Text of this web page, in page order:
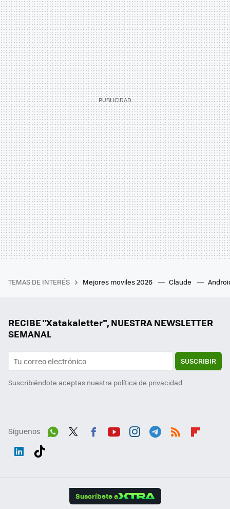
TEMAS DE INTERÉS Mejores moviles 2026 Claude
RECIBE "Xatakaletter", NUESTRA NEWSLETTER
SEMANAL
SUSCRIBIR
Suscribiéndote aceptas nuestra política de privacidad
Síguenos
Suscríbete a